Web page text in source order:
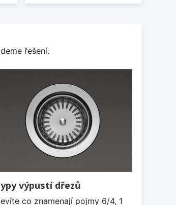
řešení.
výpustí dřezů
co znamenají pojmy 6/4, 1